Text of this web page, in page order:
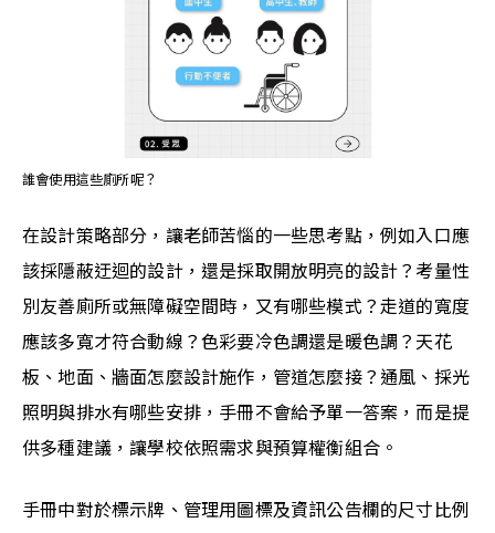
誰會使用這些廁所呢？
在設計策略部分，讓老師苦惱的一些思考點，例如入口應
該採隱蔽迂迴的設計，還是採取開放明亮的設計？考量性
別友善廁所或無障礙空間時，又有哪些模式？走道的寬度
應該多寬才符合動線？色彩要冷色調還是暖色調？天花
板、地面、牆面怎麼設計施作，管道怎麼接？通風、採光
照明與排水有哪些安排，手冊不會給予單一答案，而是提
供多種建議，讓學校依照需求與預算權衡組合。
手冊中對於標示牌、管理用圖標及資訊公告欄的尺寸比例